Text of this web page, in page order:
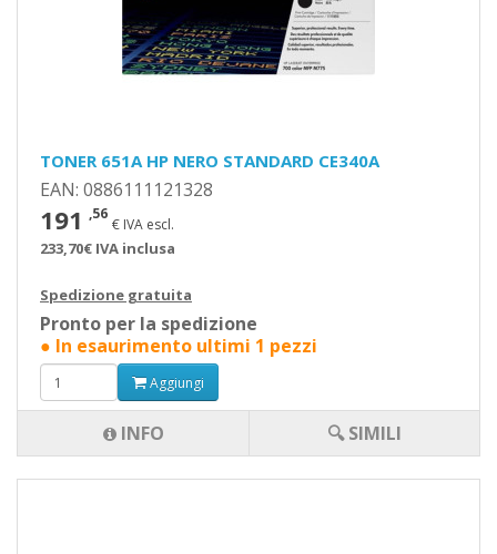
TONER 651A HP NERO STANDARD CE340A
EAN: 0886111121328
191 ,56
€ IVA escl.
233,70€ IVA inclusa
Spedizione gratuita
Pronto per la spedizione
● In esaurimento ultimi 1 pezzi
Aggiungi
INFO 🔍 SIMILI